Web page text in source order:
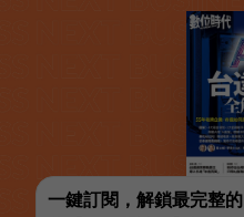
一鍵訂閱，解鎖最完整